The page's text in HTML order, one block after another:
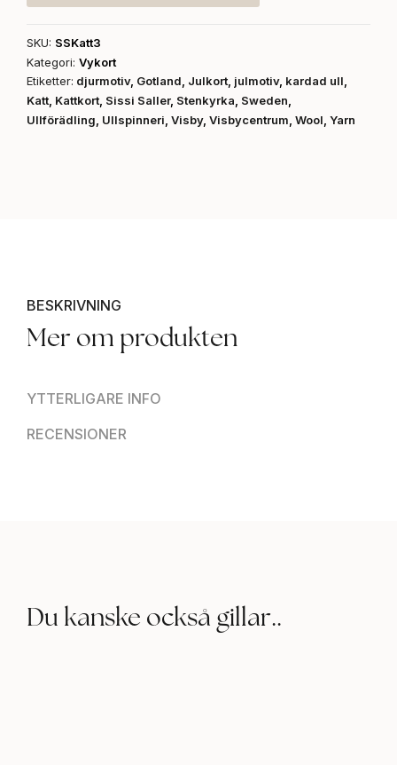
SKU: SSKatt3
Kategori: Vykort
Etiketter: djurmotiv, Gotland, Julkort, julmotiv, kardad ull,
Katt, Kattkort, Sissi Saller, Stenkyrka, Sweden,
Ullförädling, Ullspinneri, Visby, Visbycentrum, Wool, Yarn
BESKRIVNING
YTTERLIGARE INFO
RECENSIONER
Mer om produkten
Du kanske också gillar..